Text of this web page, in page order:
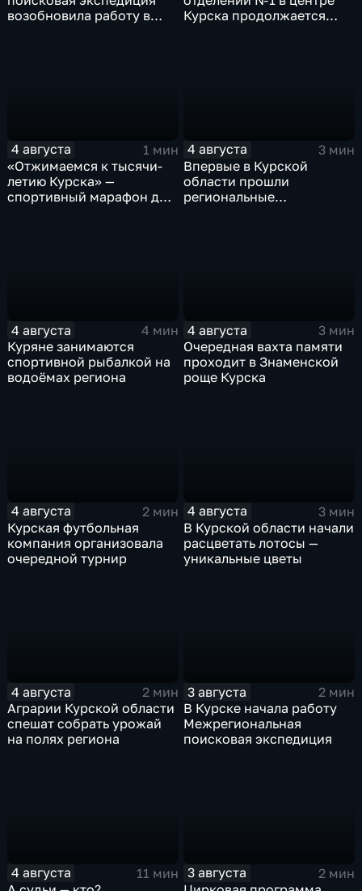
возобновила работу в
Курска продолжается
4 августа
1 мин
«Отжимаемся к тысячи-
летию Курска» —
спортивный марафон для
4 августа
3 мин
Впервые в Курской
области прошли
региональные
4 августа
4 мин
Куряне занимаются
спортивной рыбалкой на
водоёмах региона
4 августа
3 мин
Очередная вахта памяти
проходит в Знаменской
роще Курска
4 августа
2 мин
Курская футбольная
компания организовала
очередной турнир
4 августа
3 мин
В Курской области начали
расцветать лотосы —
уникальные цветы
4 августа
2 мин
Аграрии Курской области
спешат собрать урожай
на полях региона
3 августа
2 мин
В Курске начала работу
Межрегиональная
поисковая экспедиция
4 августа
11 мин
3 августа
2 мин